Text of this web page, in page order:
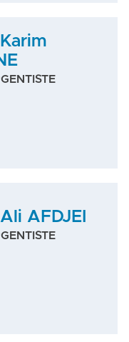
AFDJEI